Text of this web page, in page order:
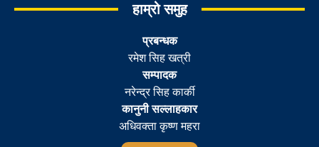
हाम्रो समुह
प्रबन्धक
रमेश सिह खत्री
सम्पादक
नरेन्द्र सिह कार्की
कानुनी सल्लाहकार
अधिवक्ता कृष्ण महरा